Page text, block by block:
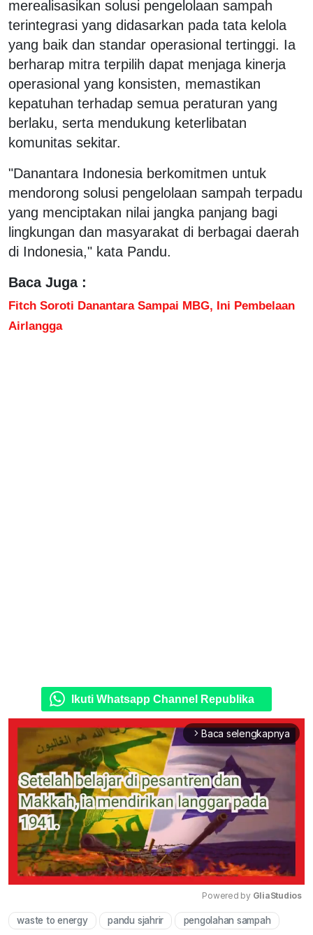
merealisasikan solusi pengelolaan sampah
terintegrasi yang didasarkan pada tata kelola
yang baik dan standar operasional tertinggi. Ia
berharap mitra terpilih dapat menjaga kinerja
operasional yang konsisten, memastikan
kepatuhan terhadap semua peraturan yang
berlaku, serta mendukung keterlibatan
komunitas sekitar.
"Danantara Indonesia berkomitmen untuk
mendorong solusi pengelolaan sampah terpadu
yang menciptakan nilai jangka panjang bagi
lingkungan dan masyarakat di berbagai daerah
di Indonesia," kata Pandu.
Baca Juga :
Fitch Soroti Danantara Sampai MBG, Ini Pembelaan
Airlangga
Ikuti Whatsapp Channel Republika
arrow_forward_ios Baca selengkapnya
Mute
Powered by GliaStudios
waste to energy pandu sjahrir pengolahan sampah